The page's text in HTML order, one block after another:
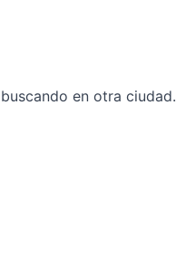
en otra ciudad.